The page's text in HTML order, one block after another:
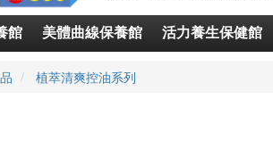
館 美體曲線保養館 活力養生保健館
植萃清爽控油系列